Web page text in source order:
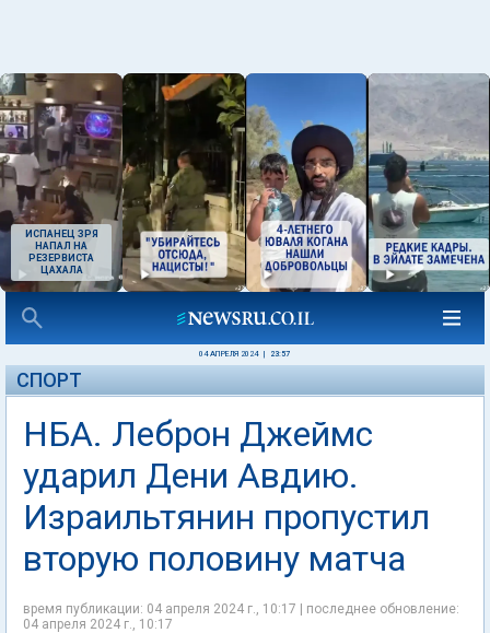
ИСПАНЕЦ ЗРЯ
НАПАЛ НА
РЕЗЕРВИСТА
ЦАХАЛА
04 АПРЕЛЯ 2024 23:57
СПОРТ
НБА. Леброн Джеймс
ударил Дени Авдию.
Израильтянин пропустил
вторую половину матча
время публикации: 04 апреля 2024 г., 10:17 | последнее обновление:
04 апреля 2024 г., 10:17